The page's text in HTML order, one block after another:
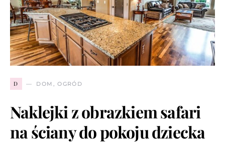
D DOM, OGRÓD
Naklejki z obrazkiem safari
na ściany do pokoju dziecka